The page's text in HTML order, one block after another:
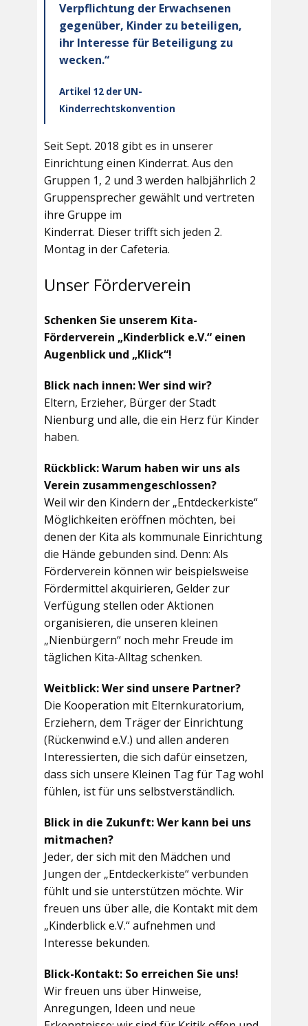
Verpflichtung der Erwachsenen
gegenüber, Kinder zu beteiligen,
ihr Interesse für Beteiligung zu
wecken.“
Artikel 12 der UN-
Kinderrechtskonvention
Seit Sept. 2018 gibt es in unserer
Einrichtung einen Kinderrat. Aus den
Gruppen 1, 2 und 3 werden halbjährlich 2
Gruppensprecher gewählt und vertreten
ihre Gruppe im
Kinderrat. Dieser trifft sich jeden 2.
Montag in der Cafeteria.
Unser Förderverein
Schenken Sie unserem Kita-
Förderverein „Kinderblick e.V.“ einen
Augenblick und „Klick“!
Blick nach innen: Wer sind wir?
Eltern, Erzieher, Bürger der Stadt
Nienburg und alle, die ein Herz für Kinder
haben.
Rückblick: Warum haben wir uns als
Verein zusammengeschlossen?
Weil wir den Kindern der „Entdeckerkiste“
Möglichkeiten eröffnen möchten, bei
denen der Kita als kommunale Einrichtung
die Hände gebunden sind. Denn: Als
Förderverein können wir beispielsweise
Fördermittel akquirieren, Gelder zur
Verfügung stellen oder Aktionen
organisieren, die unseren kleinen
„Nienbürgern“ noch mehr Freude im
täglichen Kita-Alltag schenken.
Weitblick: Wer sind unsere Partner?
Die Kooperation mit Elternkuratorium,
Erziehern, dem Träger der Einrichtung
(Rückenwind e.V.) und allen anderen
Interessierten, die sich dafür einsetzen,
dass sich unsere Kleinen Tag für Tag wohl
fühlen, ist für uns selbstverständlich.
Blick in die Zukunft: Wer kann bei uns
mitmachen?
Jeder, der sich mit den Mädchen und
Jungen der „Entdeckerkiste“ verbunden
fühlt und sie unterstützen möchte. Wir
freuen uns über alle, die Kontakt mit dem
„Kinderblick e.V.“ aufnehmen und
Interesse bekunden.
Blick-Kontakt: So erreichen Sie uns!
Wir freuen uns über Hinweise,
Anregungen, Ideen und neue